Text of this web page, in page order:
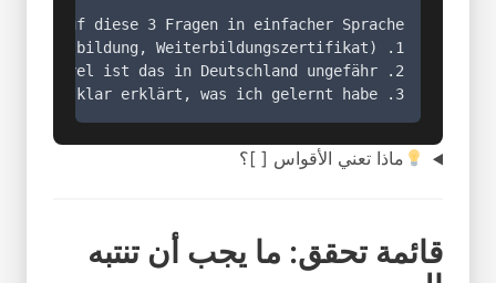
3. Schreibe mir einen kurzen, professionellen Satz für meinen Lebenslauf, der klar erklärt, was ich gelernt habe.
ماذا تعني الأقواس [ ]؟
قائمة تحقق: ما يجب أن تنتبه